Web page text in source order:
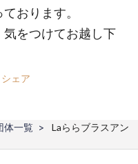
おります。
気をつけてお越し下
シェア
体一覧
Laららブラスアン